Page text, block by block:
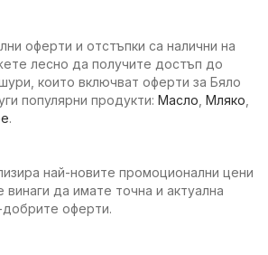
оферти и отстъпки са налични на
лесно да получите достъп до
които включват оферти за Бяло
популярни продукти: Масло Мляко
.
най-новите промоционални цени
да имате точна и актуална
оферти.